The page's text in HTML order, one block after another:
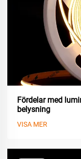
Fördelar med
belysning
VISA MER